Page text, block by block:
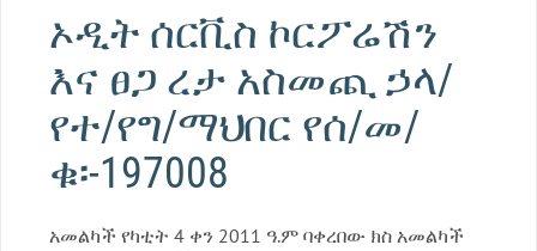
ኦዲት ሰርቪስ ኮርፖሬሽን
እና ፀጋ ረታ አስመጪ ኃላ/
የተ/የግ/ማህበር የሰ/መ/
ቁ፡-197008
አመልካች የካቲት 4 ቀን 2011 ዓ.ም ባቀረበው ክስ አመልካች